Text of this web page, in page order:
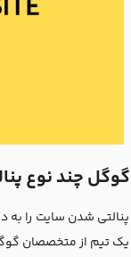
گوگل چند نوع
پنالتی شدن سایت را
یک تیم از متخصصان